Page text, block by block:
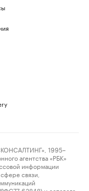
1995–
агентства «РБК»
информации
связи,